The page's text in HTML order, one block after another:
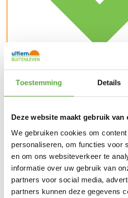
Toestemming Details
Deze website maakt gebruik van
We gebruiken cookies om
personaliseren, om functies voor
en om ons websiteverkeer te
informatie over uw gebruik van
partners voor social media,
partners kunnen deze gegevens
SKUBGE-120748
Big
Merk:Big Green Egg
Merk
0665719120748